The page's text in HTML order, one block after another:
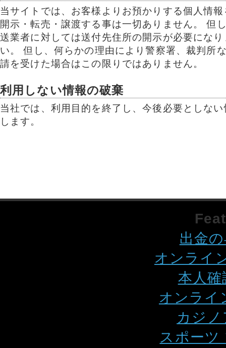
当サイトでは、お客様よりお預かりする個人情
開示・転売・譲渡する事は一切ありません。 但
送業者に対しては送付先住所の開示が必要にな
い。 但し、何らかの理由により警察署、裁判所
請を受けた場合はこの限りではありません。
利用しない情報の破棄
当社では、利用目的を終了し、今後必要としな
します。
出金
オンライ
本人
オンライ
カジ
スポーツ